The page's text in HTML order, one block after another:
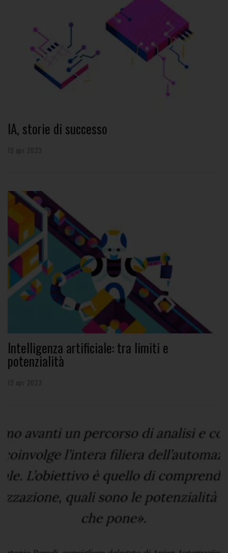
IA, storie di successo
19 apr 2023
Intelligenza artificiale: tra limiti e
potenzialità
19 apr 2023